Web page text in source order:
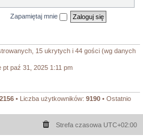
Zapamiętaj mnie
15 ukrytych i 44 gości (wg danych
pt paź 31, 2025 1:11 pm
2156 • Liczba użytkowników: 9190 • Ostatnio
Strefa czasowa UTC+02:00